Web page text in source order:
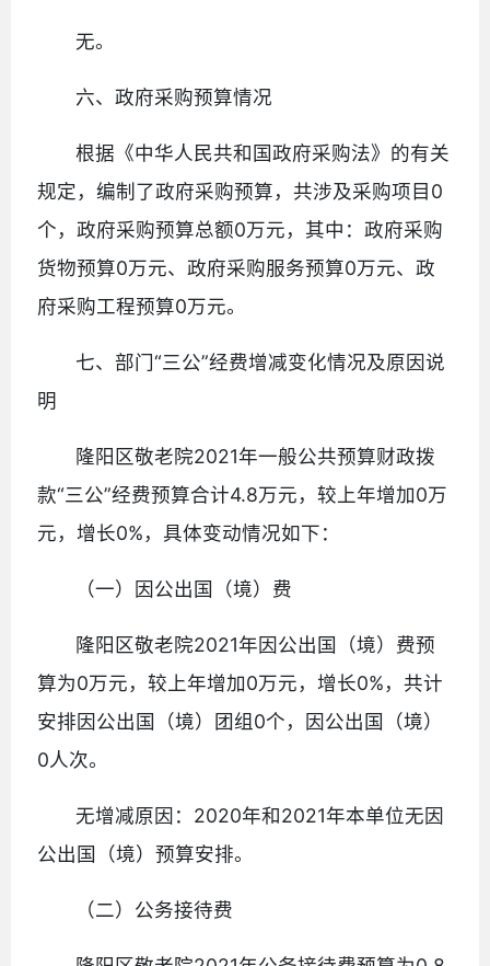
无。
六、政府采购预算情况
根据《中华人民共和国政府采购法》的有关
规定，编制了政府采购预算，共涉及采购项目0
个，政府采购预算总额0万元，其中：政府采购
货物预算0万元、政府采购服务预算0万元、政
府采购工程预算0万元。
七、部门“三公”经费增减变化情况及原因说
明
隆阳区敬老院2021年一般公共预算财政拨
款“三公”经费预算合计4.8万元，较上年增加0万
元，增长0%，具体变动情况如下：
（一）因公出国（境）费
隆阳区敬老院2021年因公出国（境）费预
算为0万元，较上年增加0万元，增长0%，共计
安排因公出国（境）团组0个，因公出国（境）
0人次。
无增减原因：2020年和2021年本单位无因
公出国（境）预算安排。
（二）公务接待费